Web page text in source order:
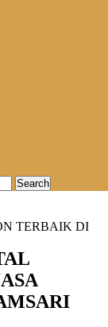
TERBAIK DI